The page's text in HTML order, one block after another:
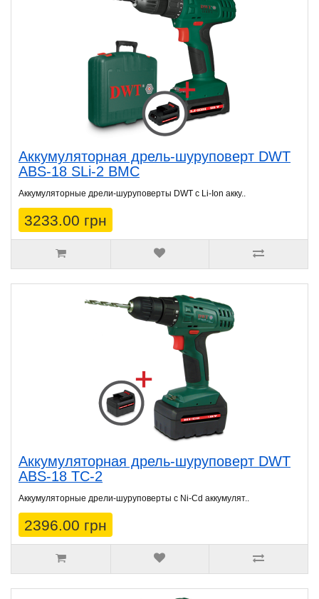
Аккумуляторная дрель-шуруповерт DWT
ABS-18 SLi-2 BMC
Аккумуляторные дрели-шуруповерты DWT с Li-Ion акку..
3233.00 грн
Аккумуляторная дрель-шуруповерт DWT
ABS-18 TC-2
Аккумуляторные дрели-шуруповерты с Ni-Cd аккумулят..
2396.00 грн